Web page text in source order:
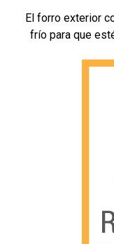
El forro exterior
frío para que